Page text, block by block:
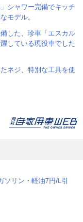
シャワー完備でキッチ
モデル。
した、珍車「エスカル
している現役車でした
ネジ、特別な工具を使
ソリン・軽油7円/L引